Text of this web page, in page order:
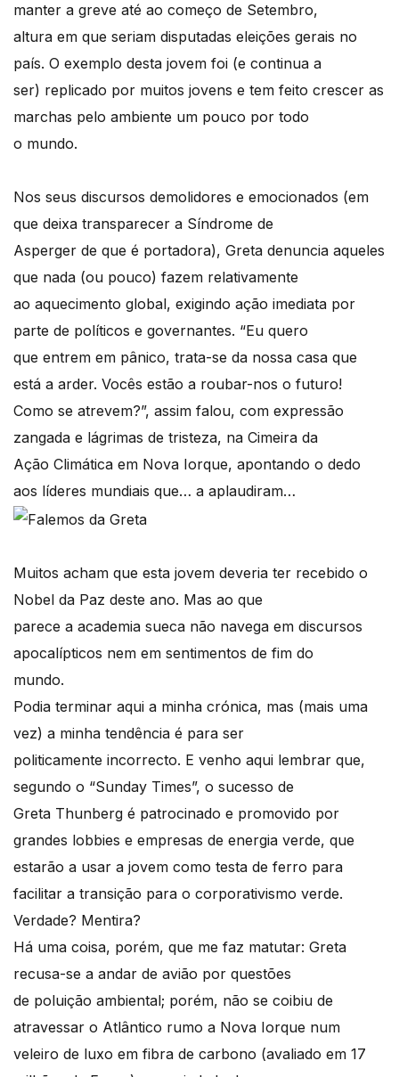
manter a greve até ao começo de Setembro,
altura em que seriam disputadas eleições gerais no
país. O exemplo desta jovem foi (e continua a
ser) replicado por muitos jovens e tem feito crescer as
marchas pelo ambiente um pouco por todo
o mundo.
Nos seus discursos demolidores e emocionados (em
que deixa transparecer a Síndrome de
Asperger de que é portadora), Greta denuncia aqueles
que nada (ou pouco) fazem relativamente
ao aquecimento global, exigindo ação imediata por
parte de políticos e governantes. “Eu quero
que entrem em pânico, trata-se da nossa casa que
está a arder. Vocês estão a roubar-nos o futuro!
Como se atrevem?”, assim falou, com expressão
zangada e lágrimas de tristeza, na Cimeira da
Ação Climática em Nova Iorque, apontando o dedo
aos líderes mundiais que… a aplaudiram…
Muitos acham que esta jovem deveria ter recebido o
Nobel da Paz deste ano. Mas ao que
parece a academia sueca não navega em discursos
apocalípticos nem em sentimentos de fim do
mundo.
Podia terminar aqui a minha crónica, mas (mais uma
vez) a minha tendência é para ser
politicamente incorrecto. E venho aqui lembrar que,
segundo o “Sunday Times”, o sucesso de
Greta Thunberg é patrocinado e promovido por
grandes lobbies e empresas de energia verde, que
estarão a usar a jovem como testa de ferro para
facilitar a transição para o corporativismo verde.
Verdade? Mentira?
Há uma coisa, porém, que me faz matutar: Greta
recusa-se a andar de avião por questões
de poluição ambiental; porém, não se coibiu de
atravessar o Atlântico rumo a Nova Iorque num
veleiro de luxo em fibra de carbono (avaliado em 17